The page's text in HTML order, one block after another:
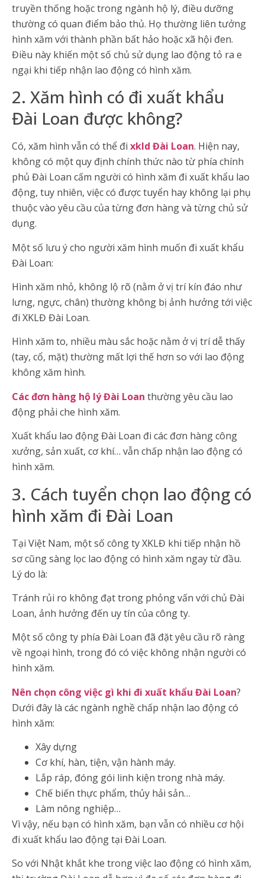
truyền thống hoặc trong ngành hộ lý, điều dưỡng
thường có quan điểm bảo thủ. Họ thường liên tưởng
hình xăm với thành phần bất hảo hoặc xã hội đen.
Điều này khiến một số chủ sử dụng lao động tỏ ra e
ngại khi tiếp nhận lao động có hình xăm.
2. Xăm hình có đi xuất khẩu
Đài Loan được không?
Có, xăm hình vẫn có thể đi xkld Đài Loan. Hiện nay,
không có một quy định chính thức nào từ phía chính
phủ Đài Loan cấm người có hình xăm đi xuất khẩu lao
động, tuy nhiên, việc có được tuyển hay không lại phụ
thuộc vào yêu cầu của từng đơn hàng và từng chủ sử
dụng.
Một số lưu ý cho người xăm hình muốn đi xuất khẩu
Đài Loan:
Hình xăm nhỏ, không lộ rõ (nằm ở vị trí kín đáo như
lưng, ngực, chân) thường không bị ảnh hưởng tới việc
đi XKLĐ Đài Loan.
Hình xăm to, nhiều màu sắc hoặc nằm ở vị trí dễ thấy
(tay, cổ, mặt) thường mất lợi thế hơn so với lao động
không xăm hình.
Các đơn hàng hộ lý Đài Loan thường yêu cầu lao
động phải che hình xăm.
Xuất khẩu lao động Đài Loan đi các đơn hàng công
xưởng, sản xuất, cơ khí… vẫn chấp nhận lao động có
hình xăm.
3. Cách tuyển chọn lao động có
hình xăm đi Đài Loan
Tại Việt Nam, một số công ty XKLĐ khi tiếp nhận hồ
sơ cũng sàng lọc lao động có hình xăm ngay từ đầu.
Lý do là:
Tránh rủi ro không đạt trong phỏng vấn với chủ Đài
Loan, ảnh hưởng đến uy tín của công ty.
Một số công ty phía Đài Loan đã đặt yêu cầu rõ ràng
về ngoại hình, trong đó có việc không nhận người có
hình xăm.
Nên chọn công việc gì khi đi xuất khẩu Đài Loan?
Dưới đây là các ngành nghề chấp nhận lao động có
hình xăm:
Xây dựng
Cơ khí, hàn, tiện, vận hành máy.
Lắp ráp, đóng gói linh kiện trong nhà máy.
Chế biến thực phẩm, thủy hải sản…
Làm nông nghiệp…
Vì vậy, nếu bạn có hình xăm, bạn vẫn có nhiều cơ hội
đi xuất khẩu lao động tại Đài Loan.
So với Nhật khắt khe trong việc lao động có hình xăm,